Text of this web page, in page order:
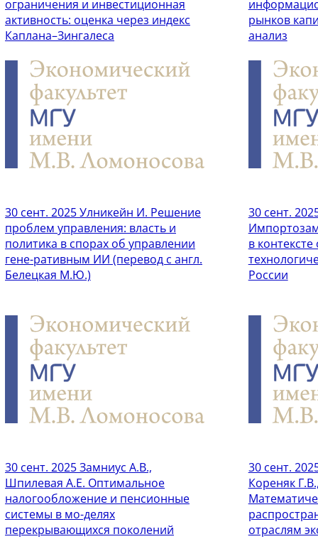
ограничения и инвестиционная
активность: оценка через индекс
Каплана–Зингалеса
рынков
анализ
30 сент. 2025Улникейн И. Решение
проблем управления: власть и
политика в спорах об управлении
гене-ративным ИИ (перевод с англ.
Белецкая М.Ю.)
30 сент.
в
России
30 сент. 2025Замниус А.В.,
Шпилевая А.Е. Оптимальное
налогообложение и пенсионные
системы в мо-делях
перекрывающихся поколений
30 сент.
Кореняк
отраслям